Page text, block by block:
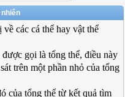
các cá thể hay vật thể
gọi là tổng thể, điều này
trên một phần nhỏ của tổng
của tổng thể từ kết quả tìm